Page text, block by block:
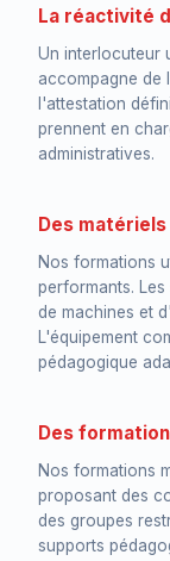
La réactivité
Un interlocuteur
accompagne de
l'attestation
prennent en
administratives.
Des
Nos formations
performants.
de machines et
L'équipement
pédagogique
Des
Nos formations
proposant des
des groupes
supports